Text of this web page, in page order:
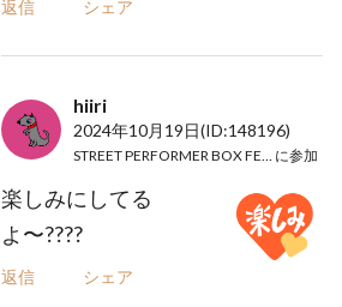
返信 シェア
hiiri
2024年10月19日(ID:148196)
に参加
楽しみにしてる
よ〜????
返信 シェア